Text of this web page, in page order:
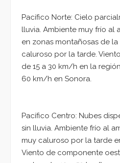
Pacífico Norte: Cielo
lluvia. Ambiente muy frío al
en zonas montañosas de
caluroso por la tarde.
de 15 a 30 km/h en la
60 km/h en Sonora.
Pacífico Centro: Nubes
sin lluvia. Ambiente frío al
muy caluroso por la tarde
Viento de componente